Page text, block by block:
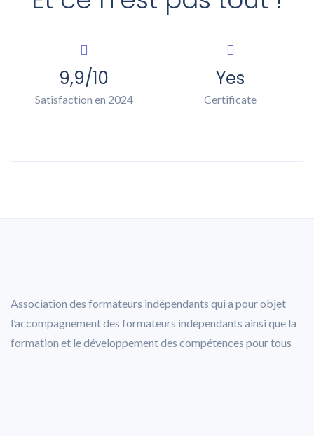
9,9/10
Satisfaction en 2024
Yes
Certificate
Association des formateurs indépendants qui a pour objet
l’accompagnement des formateurs indépendants ainsi que la
formation et le développement des compétences pour tous